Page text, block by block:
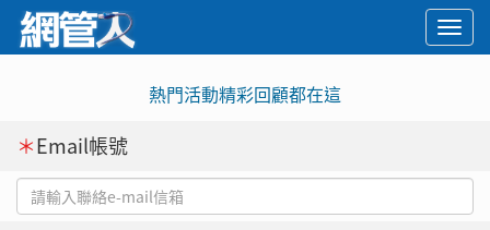
熱門活動精彩回顧都在這
＊Email帳號